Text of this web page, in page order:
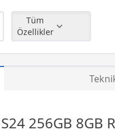
Tüm
Özellikler
256GB 8GB